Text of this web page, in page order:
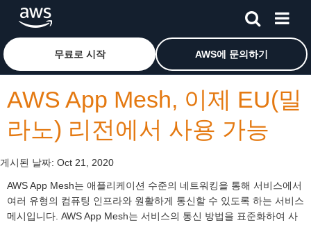
메인 콘텐츠로 건너뛰기Amazon Web Services 홈 페이지로 돌아가려면 여기를 클
무료로 시작 AWS에 문의하기
AWS App Mesh, 이제 EU(밀
라노) 리전에서 사용 가능
게시된 날짜: Oct 21, 2020
AWS App Mesh는 애플리케이션 수준의 네트워킹을 통해 서비스에서
여러 유형의 컴퓨팅 인프라와 원활하게 통신할 수 있도록 하는 서비스
메시입니다. AWS App Mesh는 서비스의 통신 방법을 표준화하여 사